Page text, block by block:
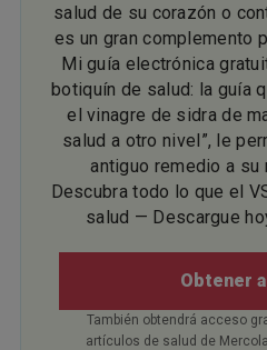
salud de su corazón o
es un gran complemento
Mi guía electrónica
botiquín de salud: la guía
el vinagre de sidra de
salud a otro nivel”, le
antiguo remedio a su
Descubra todo lo que el
salud — Descargue
Obtener
También obtendrá acceso
artículos de salud de